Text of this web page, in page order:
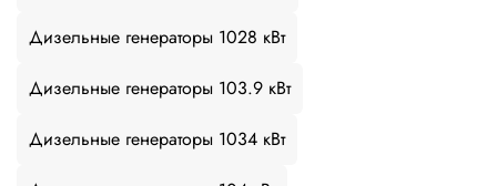
Дизельные генераторы 1028 кВт
Дизельные генераторы 103.9 кВт
Дизельные генераторы 1034 кВт